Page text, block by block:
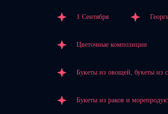
1 Сентября
Цветочные композиции
Букеты из овощей, букеты из
Букеты из раков и